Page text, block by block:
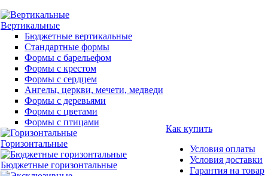
Вертикальные
Бюджетные вертикальные
Стандартные формы
Формы с барельефом
Формы с крестом
Формы с сердцем
Ангелы, церкви, мечети, медведи
Формы с деревьями
Формы с цветами
Формы с птицами
Горизонтальные
Бюджетные горизонтальные
Как купить
Условия оплаты
Условия доставки
Гарантия на товар